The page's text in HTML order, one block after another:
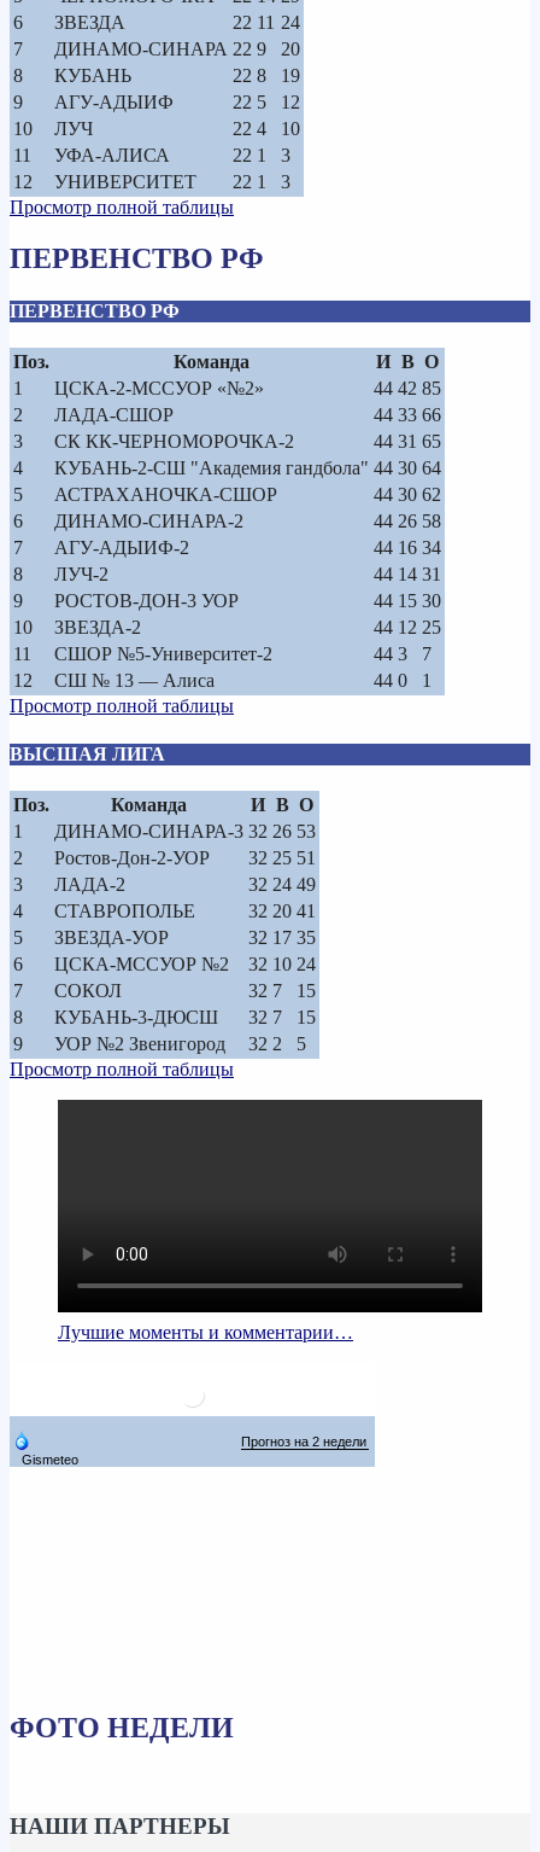
6
ЗВЕЗДА 22 11 24
7
ДИНАМО-СИНАРА 22 9
20
8
КУБАНЬ 22 8
19
9
АГУ-АДЫИФ 22 5
12
10
ЛУЧ 22 4
10
11
УФА-АЛИСА 22 1
3
12
УНИВЕРСИТЕТ 22 1
3
Просмотр полной таблицы
ПЕРВЕНСТВО РФ
ПЕРВЕНСТВО РФ
Поз. Команда И В О
1
ЦСКА-2-МССУОР «№2» 44 42 85
2
ЛАДА-СШОР 44 33 66
3
СК КК-ЧЕРНОМОРОЧКА-2 44 31 65
4
КУБАНЬ-2-СШ "Академия гандбола" 44 30 64
5
АСТРАХАНОЧКА-СШОР 44 30 62
6
ДИНАМО-СИНАРА-2 44 26 58
7
АГУ-АДЫИФ-2 44 16 34
8
ЛУЧ-2 44 14 31
9
РОСТОВ-ДОН-3 УОР 44 15 30
10
ЗВЕЗДА-2 44 12 25
11
СШОР №5-Университет-2 44 3
7
12
СШ № 13 — Алиса 44 0
1
Просмотр полной таблицы
ВЫСШАЯ ЛИГА
Поз. Команда И В О
1
ДИНАМО-СИНАРА-3 32 26 53
2
Ростов-Дон-2-УОР 32 25 51
3
ЛАДА-2 32 24 49
4
СТАВРОПОЛЬЕ 32 20 41
5
ЗВЕЗДА-УОР 32 17 35
6
ЦСКА-МССУОР №2 32 10 24
7
СОКОЛ 32 7
15
8
КУБАНЬ-3-ДЮСШ 32 7
15
9
УОР №2 Звенигород 32 2
5
Просмотр полной таблицы
Лучшие моменты и комментарии…
ФОТО НЕДЕЛИ
НАШИ ПАРТНЕРЫ